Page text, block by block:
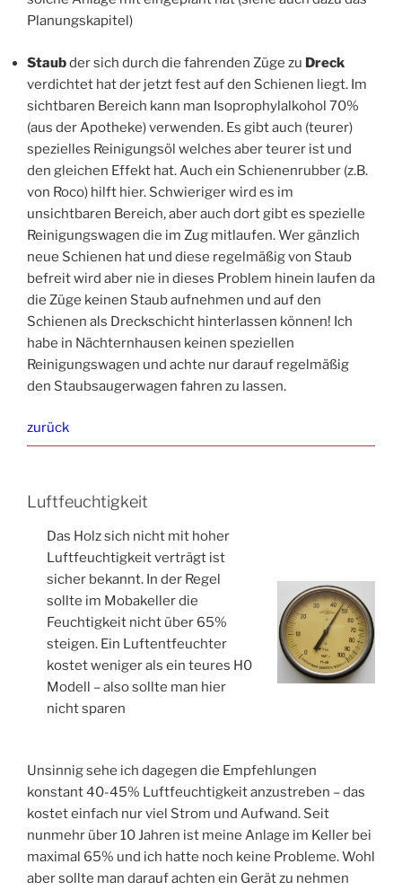
Planungskapitel)
Staubder sich durch die fahrenden Züge zu Dreck
verdichtet hat der jetzt fest auf den Schienen liegt. Im
sichtbaren Bereich kann man Isoprophylalkohol 70%
(aus der Apotheke) verwenden. Es gibt auch (teurer)
spezielles Reinigungsöl welches aber teurer ist und
den gleichen Effekt hat. Auch ein Schienenrubber (z.B.
von Roco) hilft hier. Schwieriger wird es im
unsichtbaren Bereich, aber auch dort gibt es spezielle
Reinigungswagen die im Zug mitlaufen. Wer gänzlich
neue Schienen hat und diese regelmäßig von Staub
befreit wird aber nie in dieses Problem hinein laufen da
die Züge keinen Staub aufnehmen und auf den
Schienen als Dreckschicht hinterlassen können! Ich
habe in Nächternhausen keinen speziellen
Reinigungswagen und achte nur darauf regelmäßig
den Staubsaugerwagen fahren zu lassen.
zurück
Luftfeuchtigkeit
Das Holz sich nicht mit hoher
Luftfeuchtigkeit verträgt ist
sicher bekannt. In der Regel
sollte im Mobakeller die
Feuchtigkeit nicht über 65%
steigen. Ein Luftentfeuchter
kostet weniger als ein teures H0
Modell – also sollte man hier
nicht sparen
Unsinnig sehe ich dagegen die Empfehlungen
konstant 40-45% Luftfeuchtigkeit anzustreben – das
kostet einfach nur viel Strom und Aufwand. Seit
nunmehr über 10 Jahren ist meine Anlage im Keller bei
maximal 65% und ich hatte noch keine Probleme. Wohl
aber sollte man darauf achten ein Gerät zu nehmen